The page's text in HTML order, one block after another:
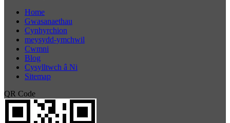
Home
Gwasanaethau
Cynhyrchion
meysydd-ymchwil
Cwmni
Blog
Cysylltwch â Ni
Sitemap
QR Code